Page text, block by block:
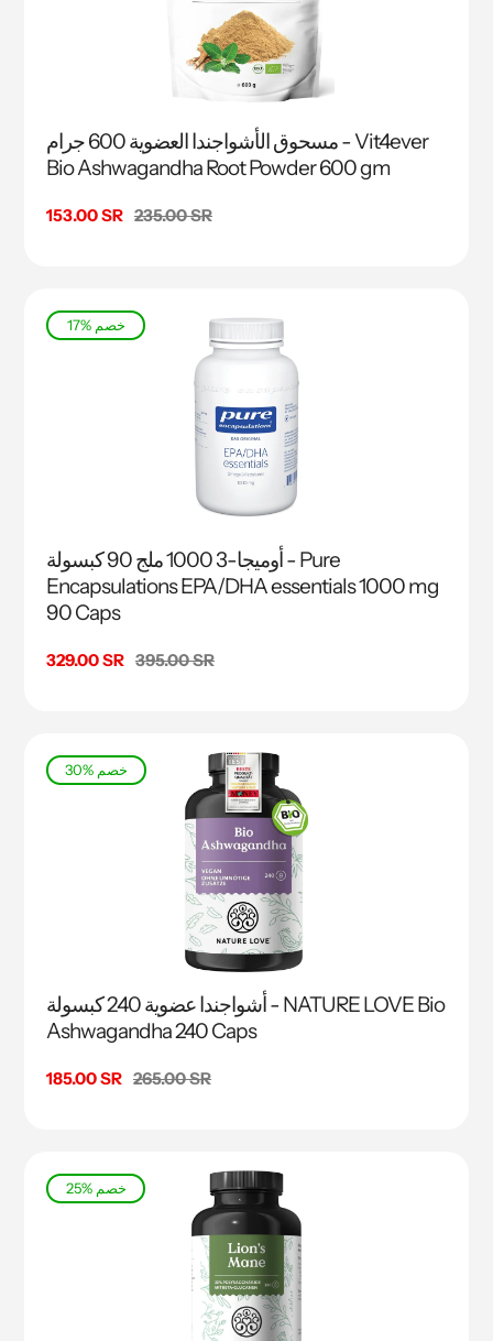
مسحوق الأشواجندا العضوية 600 جرام - Vit4ever
Bio Ashwagandha Root Powder 600 gm
سعر
153.00 SR السعر
235.00 SR
17% خصم
أوميجا-3 1000 ملج 90 كبسولة - Pure
Encapsulations EPA/DHA essentials 1000 mg
90 Caps
سعر
329.00 SR السعر
395.00 SR
30% خصم
أشواجندا عضوية 240 كبسولة - NATURE LOVE Bio
Ashwagandha 240 Caps
سعر
185.00 SR السعر
265.00 SR
25% خصم